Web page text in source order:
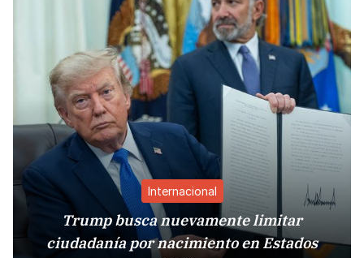
Internacional
Trump busca nuevamente limitar
ciudadanía por nacimiento en Estados